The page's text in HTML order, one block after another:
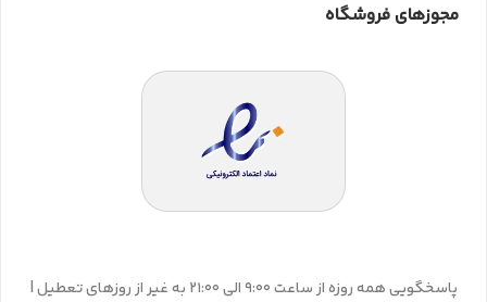
مجوزهای فروشگاه
پاسخگویی همه روزه از ساعت 9:00 الی 21:00 به غیر از روزهای تعطیل |